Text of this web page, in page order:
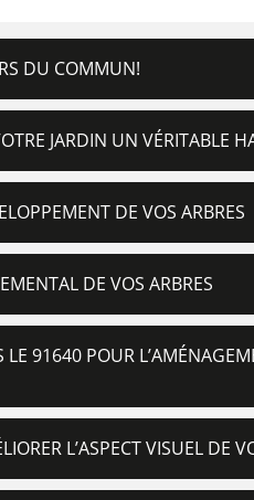
DU COMMUN!
JARDIN UN VÉRITABLE
DE VOS ARBRES
DE VOS ARBRES
91640 POUR
L’ASPECT VISUEL DE